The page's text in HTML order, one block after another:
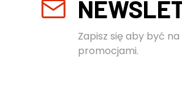
Zapisz się aby być
promocjami.